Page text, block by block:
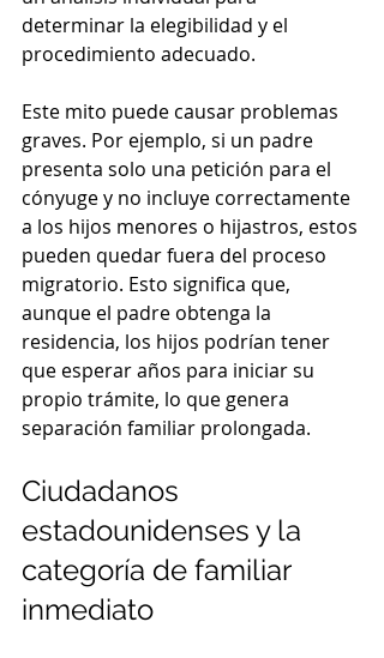
determinar la elegibilidad y el
procedimiento adecuado.
Este mito puede causar problemas
graves. Por ejemplo, si un padre
presenta solo una petición para el
cónyuge y no incluye correctamente
a los hijos menores o hijastros, estos
pueden quedar fuera del proceso
migratorio. Esto significa que,
aunque el padre obtenga la
residencia, los hijos podrían tener
que esperar años para iniciar su
propio trámite, lo que genera
separación familiar prolongada.
Ciudadanos
estadounidenses y la
categoría de familiar
inmediato